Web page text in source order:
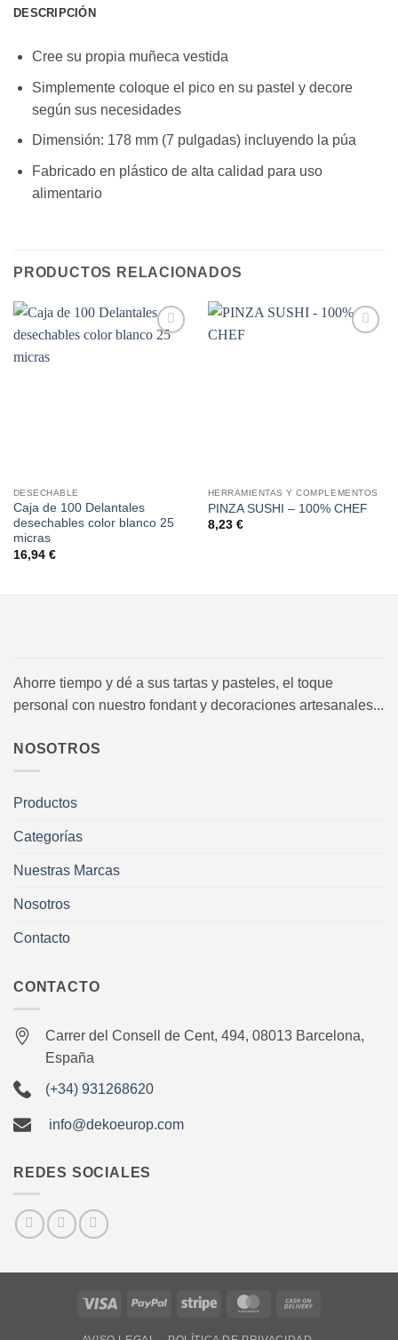
DESCRIPCIÓN
Cree su propia muñeca vestida
Simplemente coloque el pico en su pastel y decore
según sus necesidades
Dimensión: 178 mm (7 pulgadas) incluyendo la púa
Fabricado en plástico de alta calidad para uso
alimentario
PRODUCTOS RELACIONADOS
DESECHABLE
Caja de 100 Delantales
desechables color blanco 25
micras
16,94 €
HERRAMIENTAS Y COMPLEMENTOS
PINZA SUSHI – 100% CHEF
8,23 €
Ahorre tiempo y dé a sus tartas y pasteles, el toque
personal con nuestro fondant y decoraciones artesanales...
NOSOTROS
Productos
Categorías
Nuestras Marcas
Nosotros
Contacto
CONTACTO
Carrer del Consell de Cent, 494, 08013 Barcelona,
España
(+34) 931268620
info@dekoeurop.com
REDES SOCIALES
Visa PayPal Stripe MasterCard